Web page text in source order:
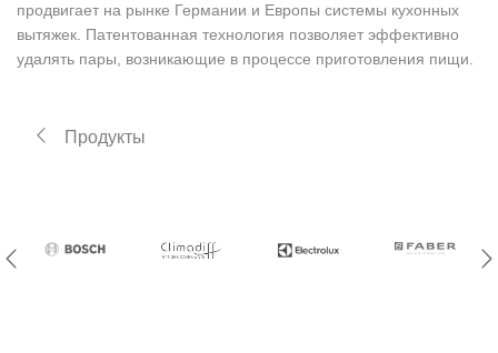
продвигает на рынке Германии и Европы системы кухонных
вытяжек. Патентованная технология позволяет эффективно
удалять пары, возникающие в процессе приготовления пищи.
Продукты